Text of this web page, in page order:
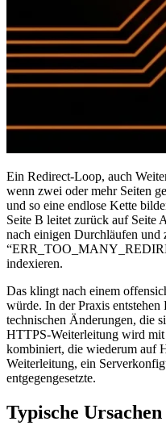
Ein Redirect-Loop, auch
wenn zwei oder mehr Seiten
und so eine endlose Kette
Seite B leitet zurück auf Seite
nach einigen Durchläufen und
indexieren.
Das klingt nach einem
würde. In der Praxis
technischen Änderungen, die
HTTPS-Weiterleitung wird mit
kombiniert, die wiederum auf
Weiterleitung, ein
entgegengesetzte.
Typische Ursachen